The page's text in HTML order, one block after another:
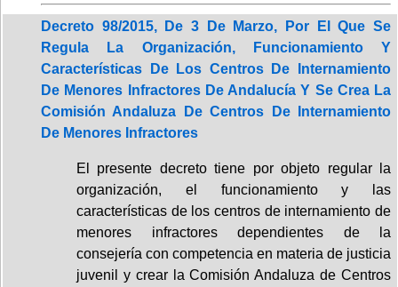
Decreto 98/2015, De 3 De Marzo, Por El Que Se
Regula La Organización, Funcionamiento Y
Características De Los Centros De Internamiento
De Menores Infractores De Andalucía Y Se Crea La
Comisión Andaluza De Centros De Internamiento
De Menores Infractores
El presente decreto tiene por objeto regular la
organización, el funcionamiento y las
características de los centros de internamiento de
menores infractores dependientes de la
consejería con competencia en materia de justicia
juvenil y crear la Comisión Andaluza de Centros